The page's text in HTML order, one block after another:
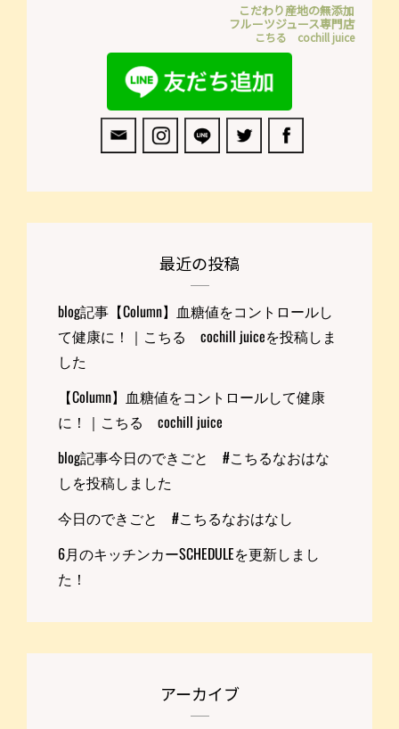
こだわり産地の無添加
フルーツジュース専門店
こちる cochill juice
最近の投稿
blog記事【Column】血糖値をコントロールし
て健康に！｜こちる cochill juiceを投稿しま
した
【Column】血糖値をコントロールして健康
に！｜こちる cochill juice
blog記事今日のできごと #こちるなおはな
しを投稿しました
今日のできごと #こちるなおはなし
6月のキッチンカーSCHEDULEを更新しまし
た！
アーカイブ